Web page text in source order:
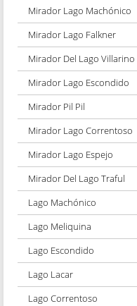
Mirador Lago Machónico
Mirador Lago Falkner
Mirador Del Lago Villarino
Mirador Lago Escondido
Mirador Pil Pil
Mirador Lago Correntoso
Mirador Lago Espejo
Mirador Del Lago Traful
Lago Machónico
Lago Meliquina
Lago Escondido
Lago Lacar
Lago Correntoso